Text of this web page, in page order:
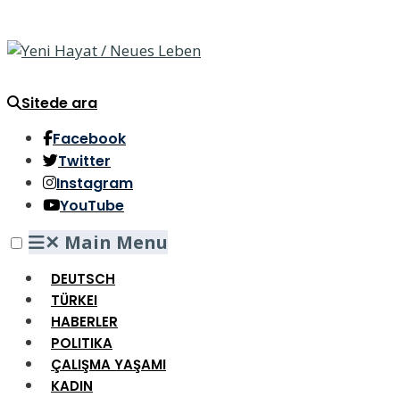
Sitede ara
Facebook
Twitter
Instagram
YouTube
✕ Main Menu
DEUTSCH
TÜRKEI
HABERLER
POLITIKA
ÇALIŞMA YAŞAMI
KADIN